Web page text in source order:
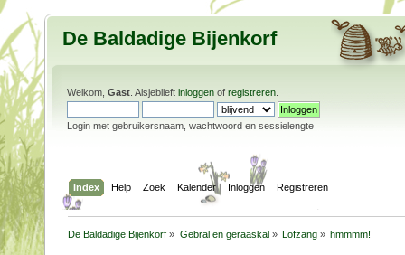
De Baldadige Bijenkorf
Welkom, Gast . Alsjeblieft inloggen of registreren
Login met gebruikersnaam, wachtwoord en sessielengte
Index Help Zoek Kalender Inloggen Registreren
De Baldadige Bijenkorf » Gebral en geraaskal» Lofzang» hmmmm!